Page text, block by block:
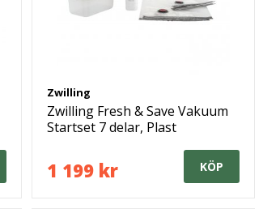
Zwilling
Zwilling Fresh & Save Vakuum
Startset 7 delar, Plast
1 199 kr KÖP